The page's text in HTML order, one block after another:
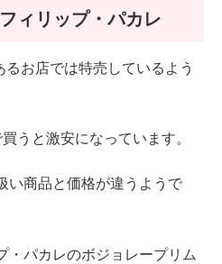
ィリップ・パカレ
お店では特売しているよう
うと激安になっています。
い商品と価格が違うようで
・パカレのボジョレープリム